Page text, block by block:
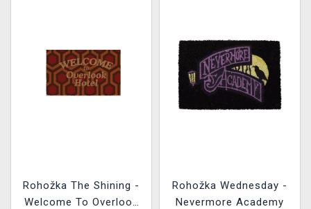
Rohožka The Shining -
Welcome To Overlook
Rohožka Wednesday -
Nevermore Academy